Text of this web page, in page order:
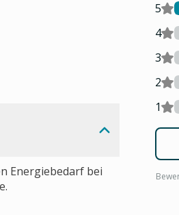
Energiebedarf bei
5
4
3
2
1